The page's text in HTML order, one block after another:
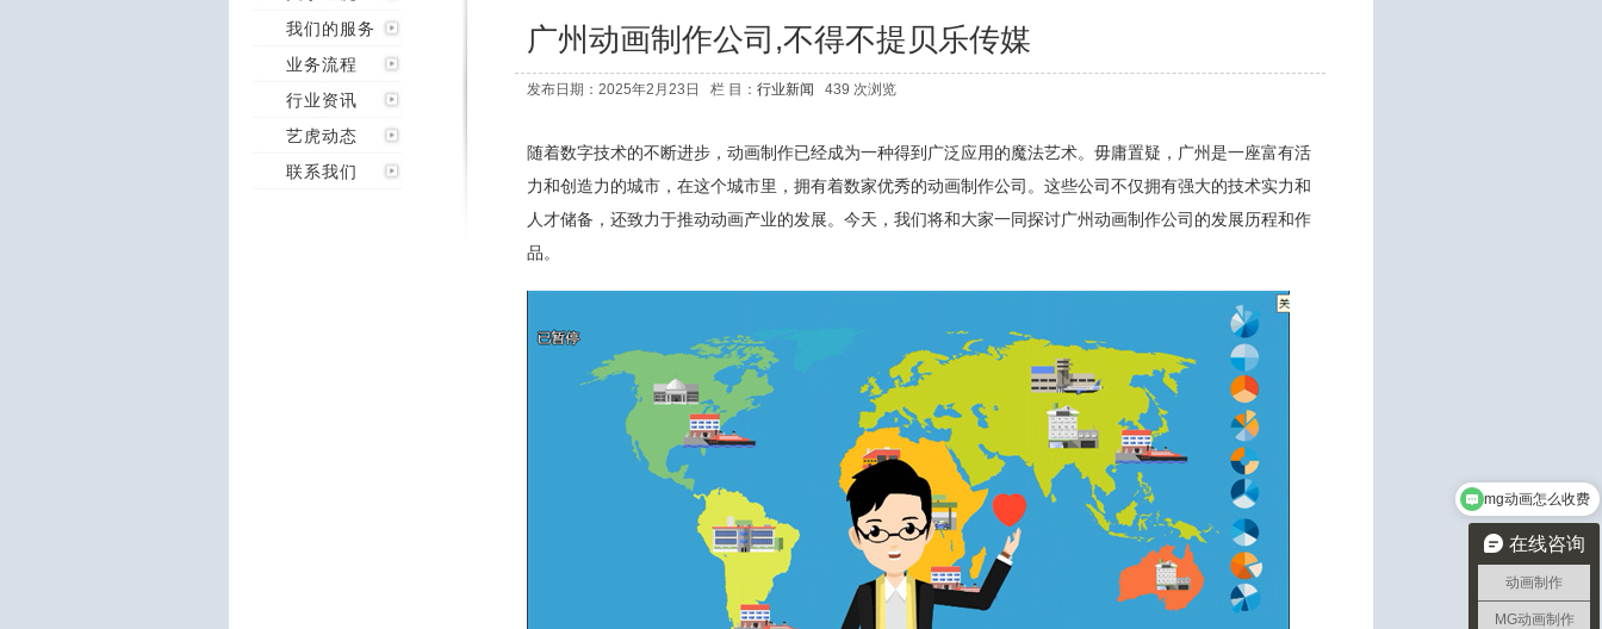
我们的服务
业务流程
行业资讯
艺虎动态
联系我们
广州动画制作公司,不得不提贝乐传媒
发布日期：2025年2月23日 栏 目： 行业新闻 439 次浏览
随着数字技术的不断进步，动画制作已经成为一种得到广泛应用的魔法艺术。毋庸置疑，广州是一座富有活
力和创造力的城市，在这个城市里，拥有着数家优秀的动画制作公司。这些公司不仅拥有强大的技术实力和
人才储备，还致力于推动动画产业的发展。今天，我们将和大家一同探讨广州动画制作公司的发展历程和作
品。
在线咨询
动画制作
MG动画制作
mg动画怎么收费